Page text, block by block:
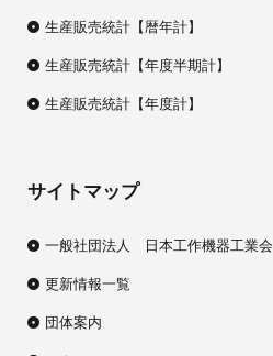
生産販売統計【暦年計】
生産販売統計【年度半期計】
生産販売統計【年度計】
サイトマップ
一般社団法人 日本工作機器工業会
更新情報一覧
団体案内